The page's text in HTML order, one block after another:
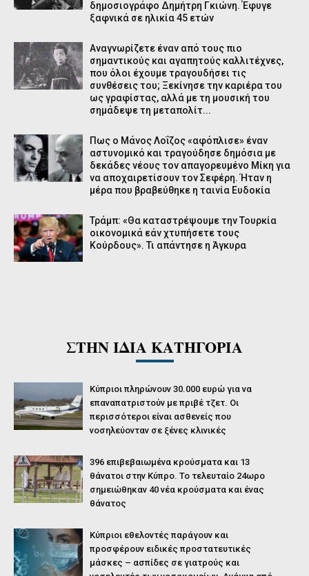
δημοσιογράφο Δημήτρη Γκιώνη. Έφυγε
ξαφνικά σε ηλικία 45 ετών
Αναγνωρίζετε έναν από τους πιο
σημαντικούς και αγαπητούς καλλιτέχνες,
που όλοι έχουμε τραγουδήσει τις
συνθέσεις του; Ξεκίνησε την καριέρα του
ως γραφίστας, αλλά με τη μουσική του
σημάδεψε τη μεταπολίτ...
Πως ο Μάνος Λοΐζος «αφόπλισε» έναν
αστυνομικό και τραγούδησε δημόσια με
δεκάδες νέους τον απαγορευμένο Μίκη για
να αποχαιρετίσουν τον Σεφέρη. Ήταν η
μέρα που βραβεύθηκε η ταινία Ευδοκία
Τράμπ: «Θα καταστρέψουμε την Τουρκία
οικονομικά εάν χτυπήσετε τους
Κούρδους». Τι απάντησε η Άγκυρα
ΣΤΗΝ ΙΔΙΑ ΚΑΤΗΓΟΡΙΑ
Κύπριοι πληρώνουν 30.000 ευρώ για να
επαναπατριστούν με πριβέ τζετ. Οι
περισσότεροι είναι ασθενείς που
νοσηλεύονταν σε ξένες κλινικές
396 επιβεβαιωμένα κρούσματα και 13
θάνατοι στην Κύπρο. Το τελευταίο 24ωρο
σημειώθηκαν 40 νέα κρούσματα και ένας
θάνατος
Κύπριοι εθελοντές παράγουν και
προσφέρουν ειδικές προστατευτικές
μάσκες – ασπίδες σε γιατρούς και